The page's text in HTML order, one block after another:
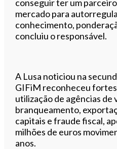
conseguir ter um
mercado para
conhecimento,
concluiu o responsável.
A Lusa noticiou na
GIFiM reconheceu
utilização de agências de
branqueamento,
capitais e fraude fiscal,
milhões de euros
anos.